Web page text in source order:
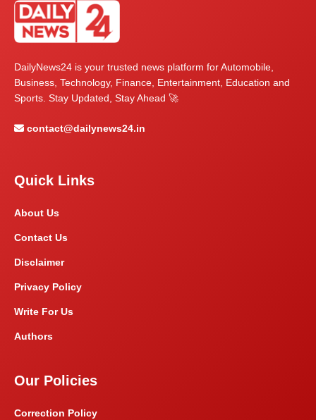
DailyNews24 is your trusted news platform for Automobile,
Business, Technology, Finance, Entertainment, Education and
Sports. Stay Updated, Stay Ahead 🚀
contact@dailynews24.in
Quick Links
About Us
Contact Us
Disclaimer
Privacy Policy
Write For Us
Authors
Our Policies
Correction Policy